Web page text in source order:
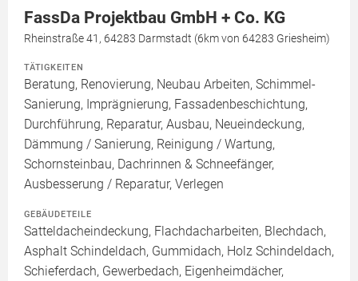
FassDa Projektbau GmbH + Co. KG
Rheinstraße 41, 64283 Darmstadt (6km von 64283 Griesheim)
TÄTIGKEITEN
Beratung, Renovierung, Neubau Arbeiten, Schimmel-
Sanierung, Imprägnierung, Fassadenbeschichtung,
Durchführung, Reparatur, Ausbau, Neueindeckung,
Dämmung / Sanierung, Reinigung / Wartung,
Schornsteinbau, Dachrinnen & Schneefänger,
Ausbesserung / Reparatur, Verlegen
GEBÄUDETEILE
Satteldacheindeckung, Flachdacharbeiten, Blechdach,
Asphalt Schindeldach, Gummidach, Holz Schindeldach,
Schieferdach, Gewerbedach, Eigenheimdächer,